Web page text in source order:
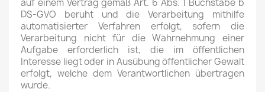
auf einem Vertrag gemäß Art. 6 Abs. 1 Buchstabe b
DS-GVO beruht und die Verarbeitung mithilfe
automatisierter Verfahren erfolgt, sofern die
Verarbeitung nicht für die Wahrnehmung einer
Aufgabe erforderlich ist, die im öffentlichen
Interesse liegt oder in Ausübung öffentlicher Gewalt
erfolgt, welche dem Verantwortlichen übertragen
wurde.